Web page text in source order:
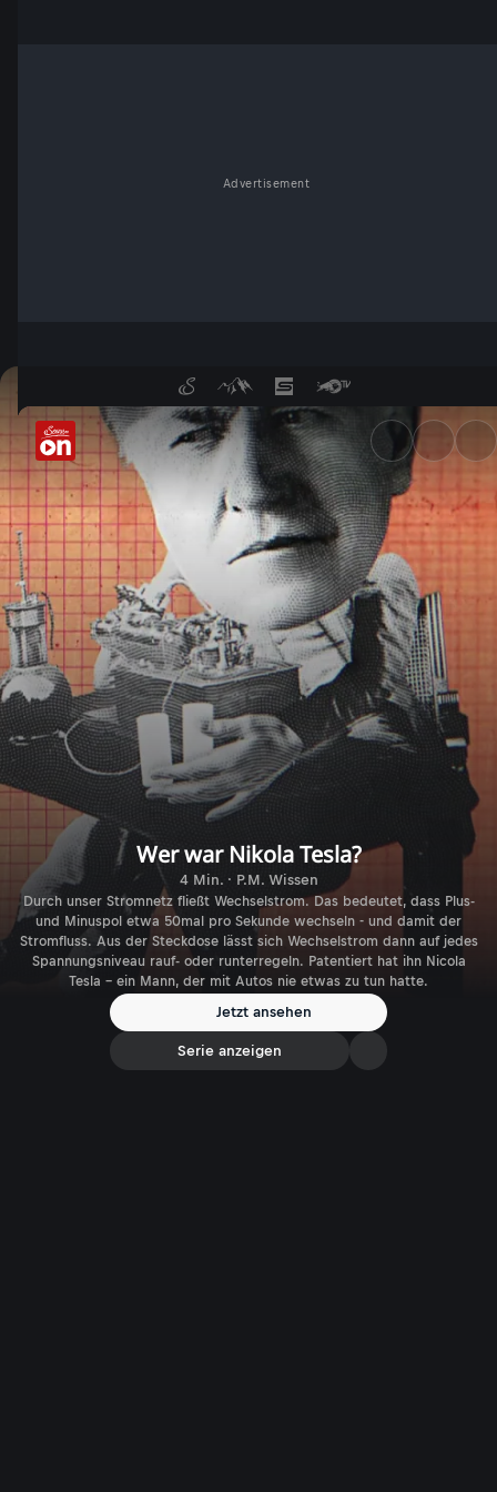
Advertisement
Wer war Nikola Tesla? -
Wer war Nikola Tesla?
4 Min. · P.M. Wissen
Durch unser Stromnetz fließt Wechselstrom. Das bedeutet, dass Plus-
und Minuspol etwa 50mal pro Sekunde wechseln - und damit der
Stromfluss. Aus der Steckdose lässt sich Wechselstrom dann auf jedes
Spannungsniveau rauf- oder runterregeln. Patentiert hat ihn Nicola
Tesla – ein Mann, der mit Autos nie etwas zu tun hatte.
Jetzt ansehen
Serie anzeigen